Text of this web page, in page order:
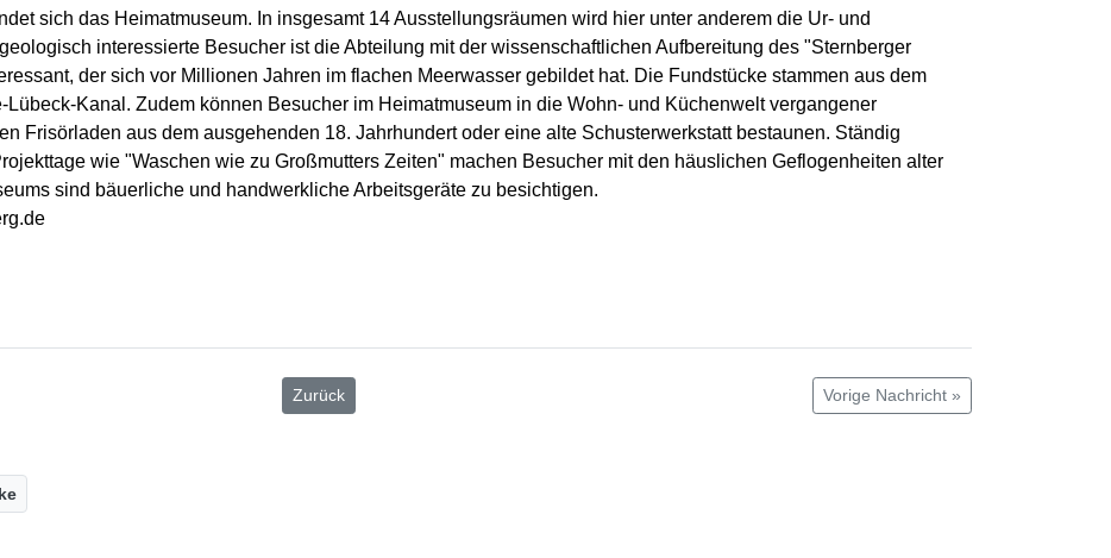
sich das Heimatmuseum. In insgesamt 14 Ausstellungsräumen wird hier unter anderem die Ur- und
interessierte Besucher ist die Abteilung mit der wissenschaftlichen Aufbereitung des "Sternberger
der sich vor Millionen Jahren im flachen Meerwasser gebildet hat. Die Fundstücke stammen aus dem
Kanal. Zudem können Besucher im Heimatmuseum in die Wohn- und Küchenwelt vergangener
Frisörladen aus dem ausgehenden 18. Jahrhundert oder eine alte Schusterwerkstatt bestaunen. Ständig
wie "Waschen wie zu Großmutters Zeiten" machen Besucher mit den häuslichen Geflogenheiten alter
sind bäuerliche und handwerkliche Arbeitsgeräte zu besichtigen.
Zurück Vorige Nachricht »